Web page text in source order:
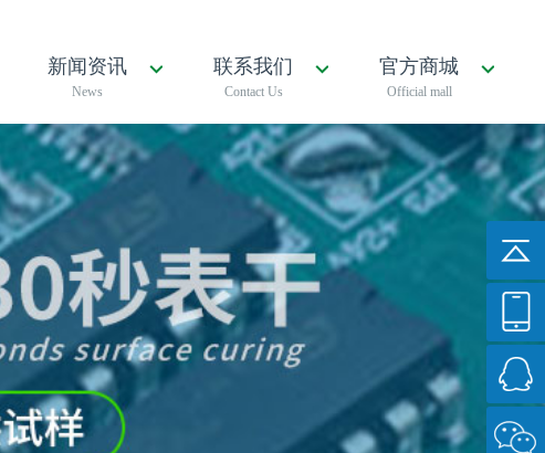
新闻资讯
News
联系我们
Contact Us
官方商城
Official mall